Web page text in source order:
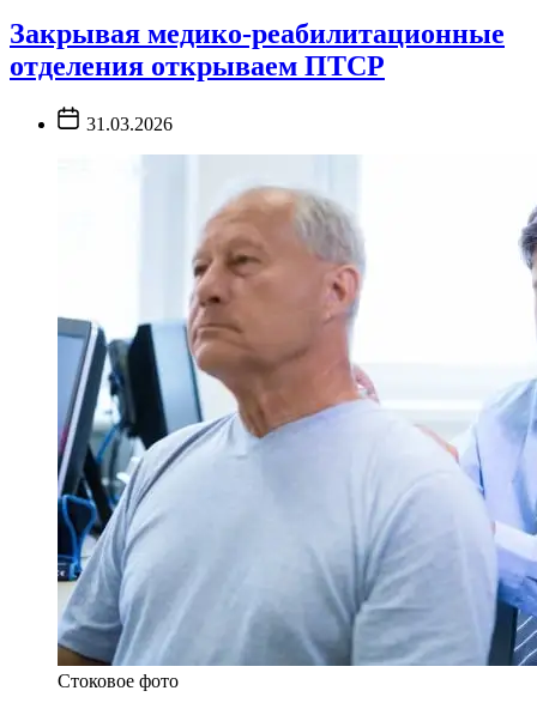
Закрывая медико-реабилитационные
отделения открываем ПТСР
Post
Date
31.03.2026
Стоковое фото